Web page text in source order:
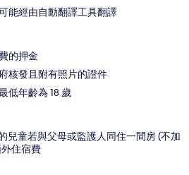
能經由自動翻譯工具翻譯
的押金
核發且附有照片的證件
低年齡為 18 歲
兒童若與父母或監護人同住一間房 (不加
住宿費